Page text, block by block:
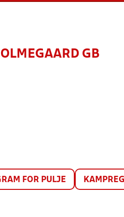
GB
FOR PULJE